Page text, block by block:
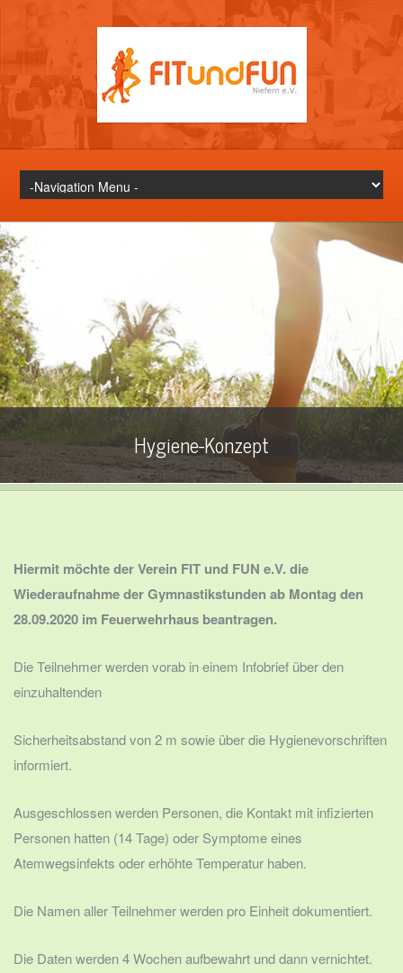
Hygiene-Konzept
Hiermit möchte der Verein FIT und FUN e.V. die
Wiederaufnahme der Gymnastikstunden ab Montag den
28.09.2020 im Feuerwehrhaus beantragen.
Die Teilnehmer werden vorab in einem Infobrief über den
einzuhaltenden
Sicherheitsabstand von 2 m sowie über die Hygienevorschriften
informiert.
Ausgeschlossen werden Personen, die Kontakt mit infizierten
Personen hatten (14 Tage) oder Symptome eines
Atemwegsinfekts oder erhöhte Temperatur haben.
Die Namen aller Teilnehmer werden pro Einheit dokumentiert.
Die Daten werden 4 Wochen aufbewahrt und dann vernichtet.